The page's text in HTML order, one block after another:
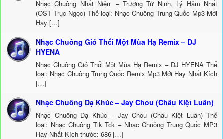
Nhạc Chuông Nhất Niệm – Trương Tử Ninh, Lý Hâm Nhất
(OST Trục Ngọc) Thể loại: Nhạc Chuông Trung Quốc Mp3 Mới
Hay […]
Nhạc Chuông Gió Thổi Một Mùa Hạ Remix – DJ
HYENA
Nhạc Chuông Gió Thổi Một Mùa Hạ Remix – DJ HYENA Thể
loại: Nhạc Chuông Trung Quốc Remix Mp3 Mới Hay Nhất Kích
[…]
Nhạc Chuông Dạ Khúc – Jay Chou (Châu Kiệt Luân)
Nhạc Chuông Dạ Khúc – Jay Chou (Châu Kiệt Luân) Thể
loại: Nhạc Chuông Tik Tok – Nhạc Chuông Trung Quốc MP3
Hay Nhất Kích thước: 686 […]